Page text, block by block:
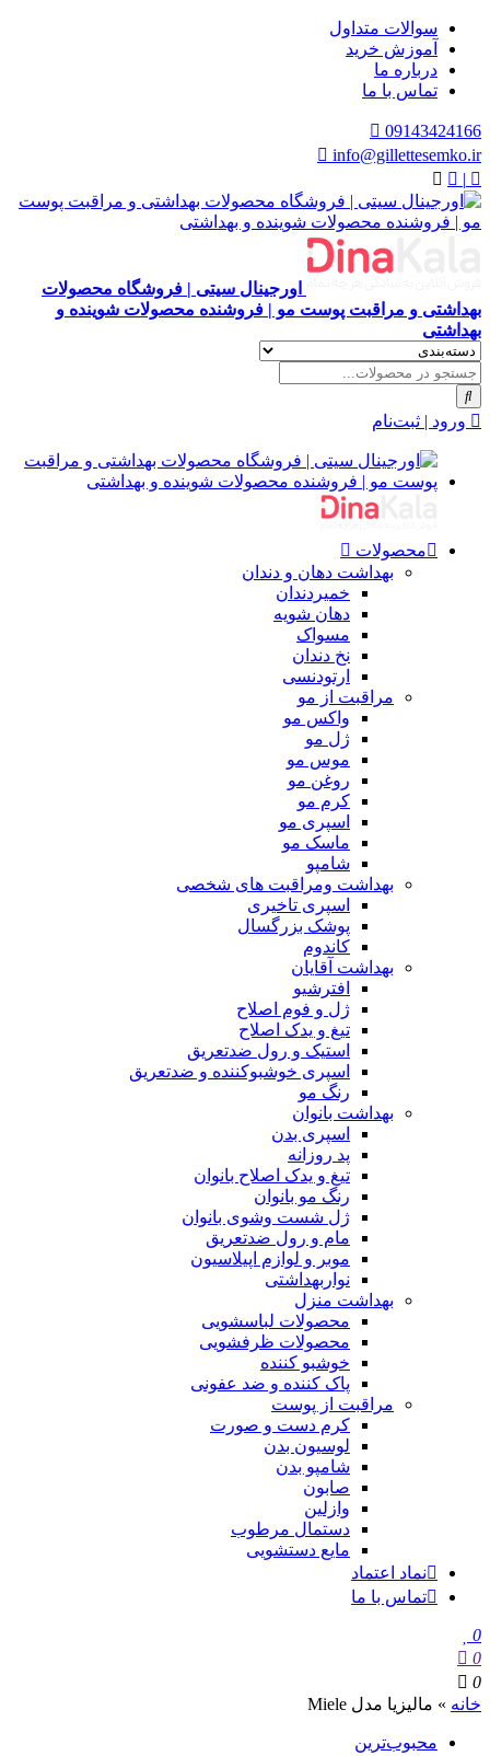
سوالات متداول
آموزش خرید
درباره ما
تماس با ما
09143424166
info@gillettesemko.ir
|
اورجینال سیتی | فروشگاه محصولات
بهداشتی و مراقبت پوست مو | فروشنده محصولات شوینده و
بهداشتی
ورود | ثبت‌نام
محصولات
بهداشت دهان و دندان
خمیردندان
دهان شویه
مسواک
نخ دندان
ارتودنسی
مراقبت از مو
واکس مو
ژل مو
موس مو
روغن مو
کرم مو
اسپری مو
ماسک مو
شامپو
بهداشت ومراقبت های شخصی
اسپری تاخیری
پوشک بزرگسال
کاندوم
بهداشت آقایان
افترشیو
ژل و فوم اصلاح
تیغ و یدک اصلاح
استیک و رول ضدتعریق
اسپری خوشبوکننده و ضدتعریق
رنگ مو
بهداشت بانوان
اسپری بدن
پد روزانه
تیغ و یدک اصلاح بانوان
رنگ مو بانوان
ژل شست وشوی بانوان
مام و رول ضدتعریق
موبر و لوازم اپیلاسیون
نواربهداشتی
بهداشت منزل
محصولات لباسشویی
محصولات ظرفشویی
خوشبو کننده
پاک کننده و ضد عفونی
مراقبت از پوست
کرم دست و صورت
لوسیون بدن
شامپو بدن
صابون
وازلین
دستمال مرطوب
مایع دستشویی
نماد اعتماد
تماس با ما
0
0
0
خانه » مالیزیا مدل Miele
محبوب‌ترین